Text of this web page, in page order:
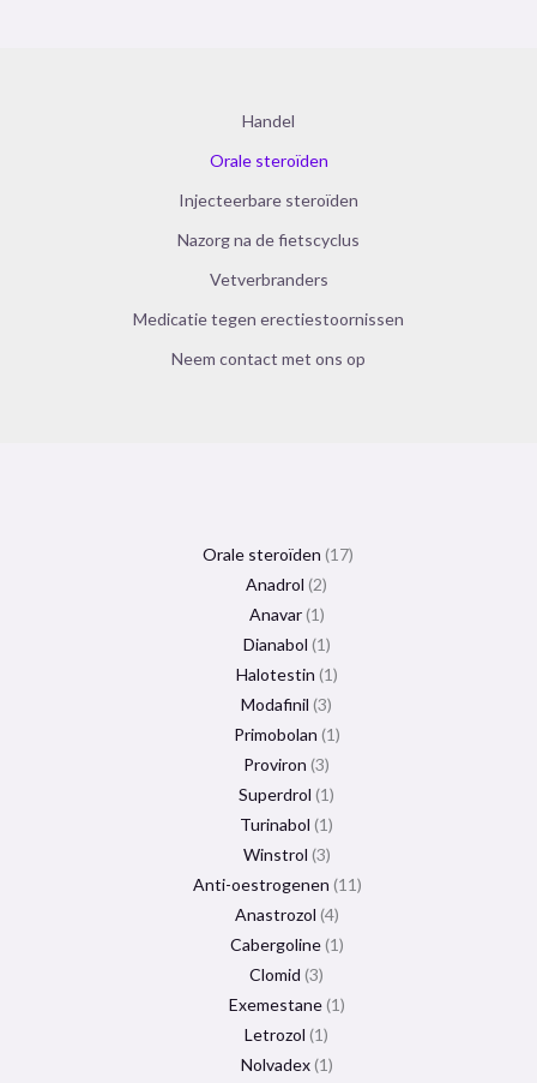
Handel
Orale steroïden
Injecteerbare steroïden
Nazorg na de fietscyclus
Vetverbranders
Medicatie tegen erectiestoornissen
Neem contact met ons op
Orale steroïden 17
Anadrol 2
Anavar 1
Dianabol 1
Halotestin 1
Modafinil 3
Primobolan 1
Proviron 3
Superdrol 1
Turinabol 1
Winstrol 3
Anti-oestrogenen 11
Anastrozol 4
Cabergoline 1
Clomid 3
Exemestane 1
Letrozol 1
Nolvadex 1